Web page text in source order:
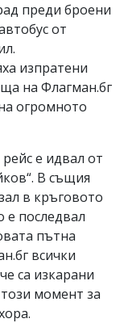
преди броени
от
изпратени
на Флагман.бг
огромното
е идвал от
В същия
в кръговото
е последвал
пътна
всички
са изкарани
момент за